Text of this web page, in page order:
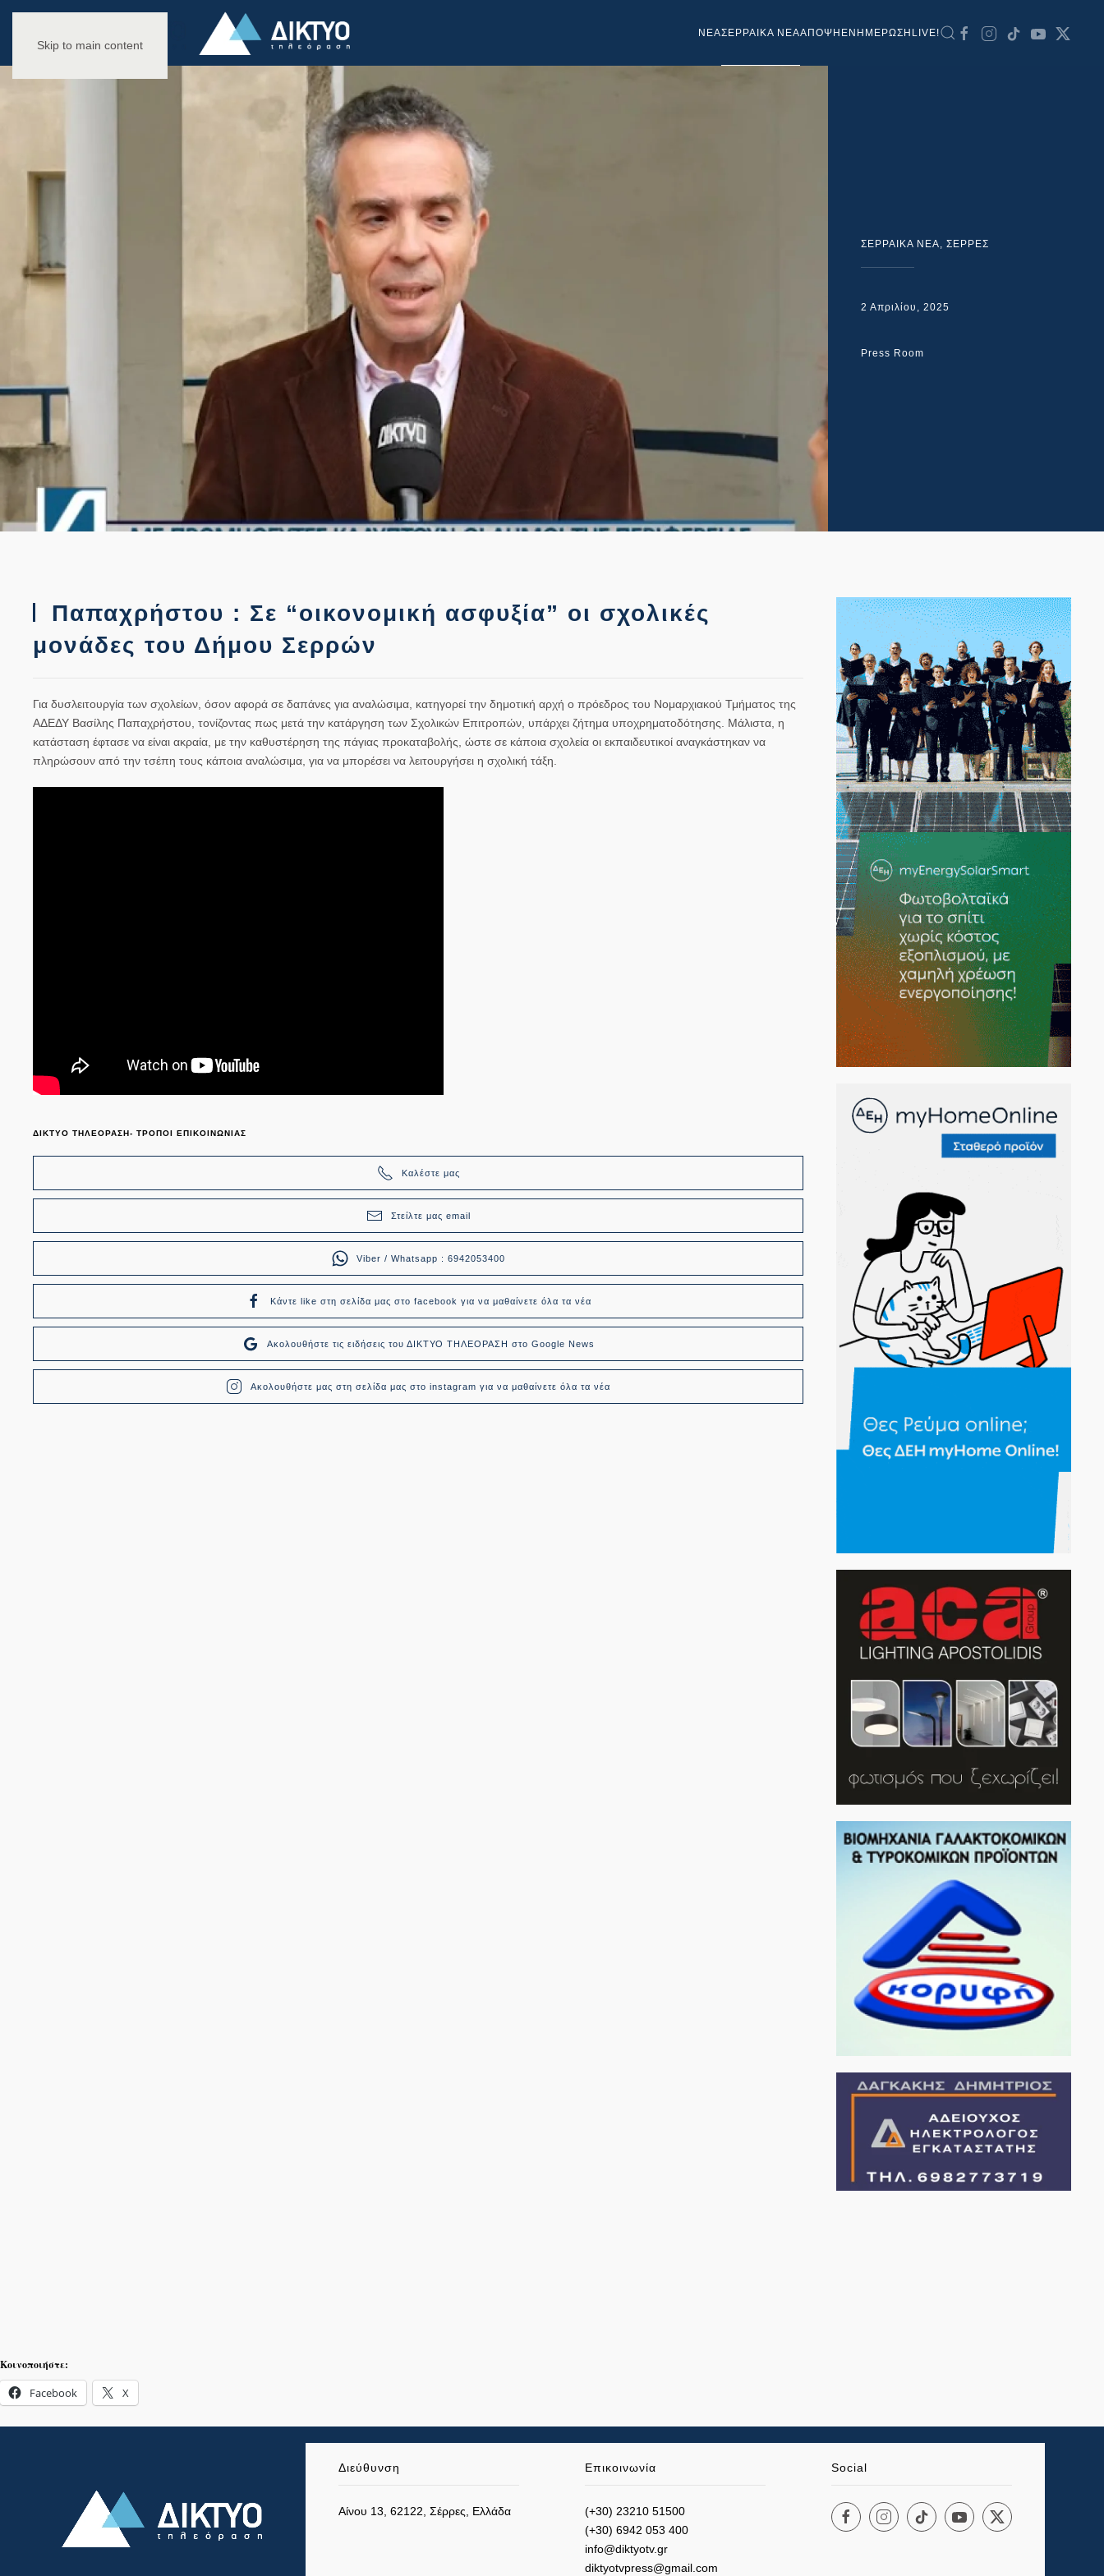
Skip to main content
NEAΣΕΡΡΑΙΚΑ ΝΕΑΑΠΟΨΗ ΕΝΗΜΕΡΩΣΗ LIVE!
ΣΕΡΡΑΙΚΑ ΝΕΑ, ΣΕΡΡΕΣ
2 Απριλίου, 2025
Press Room
Παπαχρήστου : Σε “οικονομική ασφυξία” οι σχολικές
μονάδες του Δήμου Σερρών
Για δυσλειτουργία των σχολείων, όσον αφορά σε δαπάνες για αναλώσιμα, κατηγορεί την δημοτική αρχή ο πρόεδρος του Νομαρχιακού Τμήματος της
ΑΔΕΔΥ Βασίλης Παπαχρήστου, τονίζοντας πως μετά την κατάργηση των Σχολικών Επιτροπών, υπάρχει ζήτημα υποχρηματοδότησης. Μάλιστα, η
κατάσταση έφτασε να είναι ακραία, με την καθυστέρηση της πάγιας προκαταβολής, ώστε σε κάποια σχολεία οι εκπαιδευτικοί αναγκάστηκαν να
πληρώσουν από την τσέπη τους κάποια αναλώσιμα, για να μπορέσει να λειτουργήσει η σχολική τάξη.
ΔΙΚΤΥΟ ΤΗΛΕΟΡΑΣΗ- ΤΡΟΠΟΙ ΕΠΙΚΟΙΝΩΝΙΑΣ
Καλέστε μας
Στείλτε μας email
Viber / Whatsapp : 6942053400
Κάντε like στη σελίδα μας στο facebook για να μαθαίνετε όλα τα νέα
Ακολουθήστε τις ειδήσεις του ΔΙΚΤΥΟ ΤΗΛΕΟΡΑΣΗ στο Google News
Ακολουθήστε μας στη σελίδα μας στο instagram για να μαθαίνετε όλα τα νέα
Κοινοποιήστε:
Facebook X
Διεύθυνση
Αίνου 13, 62122, Σέρρες, Ελλάδα
Επικοινωνία
(+30) 23210 51500
(+30) 6942 053 400
info@diktyotv.gr
diktyotvpress@gmail.com
Social